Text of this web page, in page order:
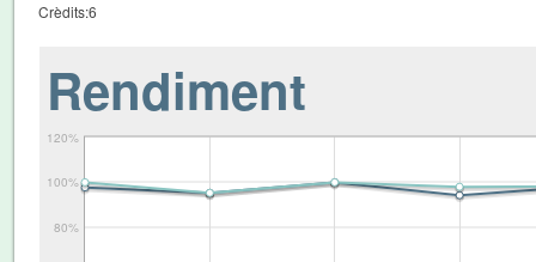
Crèdits:6
Rendiment
80%
100%
120%